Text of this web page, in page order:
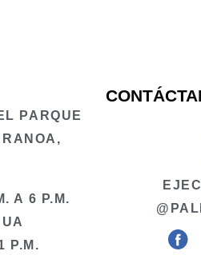
PARQUE
A 6 P.M.
P.M.